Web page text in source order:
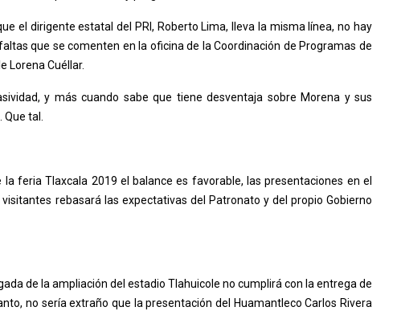
el dirigente estatal del PRI, Roberto Lima, lleva la misma línea, no hay
que se comenten en la oficina de la Coordinación de Programas de
Lorena Cuéllar.
y más cuando sabe que tiene desventaja sobre Morena y sus
tal.
feria Tlaxcala 2019 el balance es favorable, las presentaciones en el
rebasará las expectativas del Patronato y del propio Gobierno
de la ampliación del estadio Tlahuicole no cumplirá con la entrega de
no sería extraño que la presentación del Huamantleco Carlos Rivera